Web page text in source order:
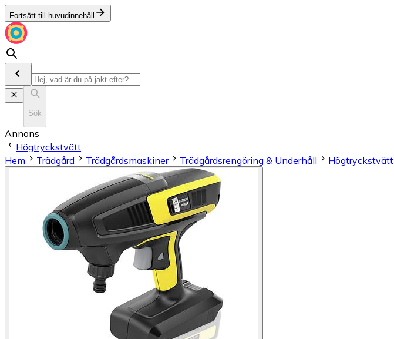
Fortsätt till huvudinnehåll
Sök
Annons
Högtryckstvätt
Hem
Trädgård Trädgårdsmaskiner Trädgårdsrengöring & Underhåll Högtryckstvätt